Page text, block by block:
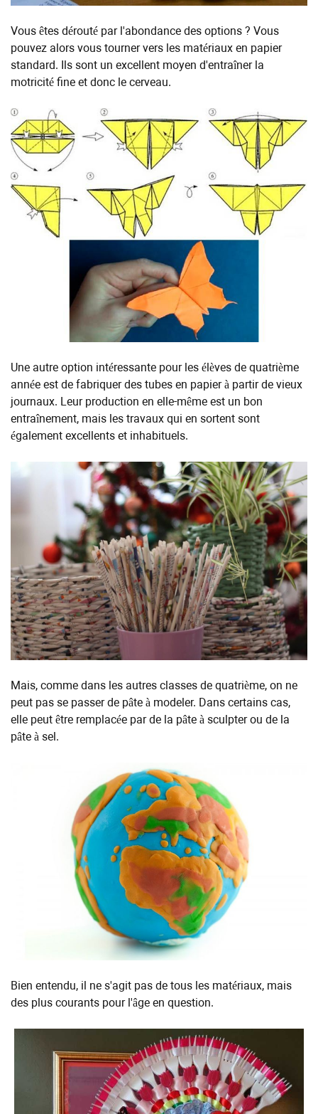
Vous êtes dérouté par l'abondance des options ? Vous
pouvez alors vous tourner vers les matériaux en papier
standard. Ils sont un excellent moyen d'entraîner la
motricité fine et donc le cerveau.
Une autre option intéressante pour les élèves de quatrième
année est de fabriquer des tubes en papier à partir de vieux
journaux. Leur production en elle-même est un bon
entraînement, mais les travaux qui en sortent sont
également excellents et inhabituels.
Mais, comme dans les autres classes de quatrième, on ne
peut pas se passer de pâte à modeler. Dans certains cas,
elle peut être remplacée par de la pâte à sculpter ou de la
pâte à sel.
Bien entendu, il ne s'agit pas de tous les matériaux, mais
des plus courants pour l'âge en question.